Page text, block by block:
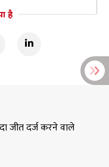
है
जीत दर्ज करने वाले